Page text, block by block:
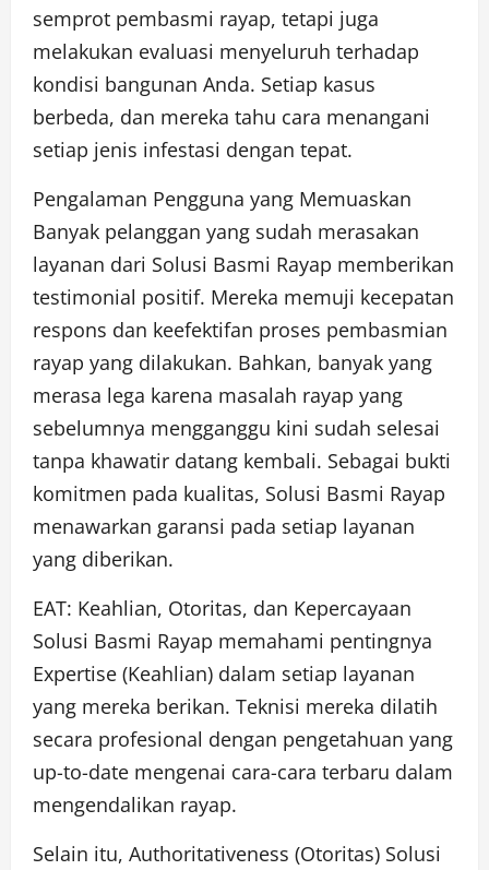
semprot pembasmi rayap, tetapi juga
melakukan evaluasi menyeluruh terhadap
kondisi bangunan Anda. Setiap kasus
berbeda, dan mereka tahu cara menangani
setiap jenis infestasi dengan tepat.
Pengalaman Pengguna yang Memuaskan
Banyak pelanggan yang sudah merasakan
layanan dari Solusi Basmi Rayap memberikan
testimonial positif. Mereka memuji kecepatan
respons dan keefektifan proses pembasmian
rayap yang dilakukan. Bahkan, banyak yang
merasa lega karena masalah rayap yang
sebelumnya mengganggu kini sudah selesai
tanpa khawatir datang kembali. Sebagai bukti
komitmen pada kualitas, Solusi Basmi Rayap
menawarkan garansi pada setiap layanan
yang diberikan.
EAT: Keahlian, Otoritas, dan Kepercayaan
Solusi Basmi Rayap memahami pentingnya
Expertise (Keahlian) dalam setiap layanan
yang mereka berikan. Teknisi mereka dilatih
secara profesional dengan pengetahuan yang
up-to-date mengenai cara-cara terbaru dalam
mengendalikan rayap.
Selain itu, Authoritativeness (Otoritas) Solusi